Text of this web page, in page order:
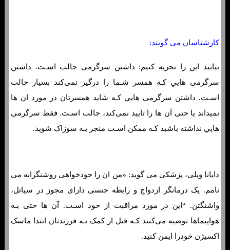
کارشناسان می گویند:
بیایید این را تجزیه کنیم: داشتن سرگرمی جالب اسـت. داشتن
سرگرمی هایي کـه همسر شـما را درگیر نمی‌کند بسیار جالب
اسـت. داشتن سرگرمی هایي کـه شاید همسرتان در مورد ان ها
نمیداند یا حتی آن ها را تایید نمی‌کند، جالب اسـت. فقط سرگرمی
هایي نداشته باشید کـه ممکن اسـت منجر بـه سوزاک شوید.
دایانا ویلی، پزشکی می گوید: «من ان را خودخواهی روشنگرانه می
نامم. یک درمانگر ازدواج و رابطه جنسی دارای مجوز در سیاتل،
واشنگتن. “این در مورد مراقبت از خود اسـت. آن ها حتی بـه
هواپیماها توصیه می‌کنند کـه قبل از کمک بـه فرزندتان ابتدا ماسک
اکسیژن خودرا ایمن کنید.